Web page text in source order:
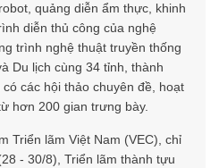
quảng diễn ẩm thực, khinh
diễn thủ công của nghệ
trình nghệ thuật truyền thống
Du lịch cùng 34 tỉnh, thành
các hội thảo chuyên đề, hoạt
hơn 200 gian trưng bày.
Triển lãm Việt Nam (VEC), chỉ
- 30/8), Triển lãm thành tựu